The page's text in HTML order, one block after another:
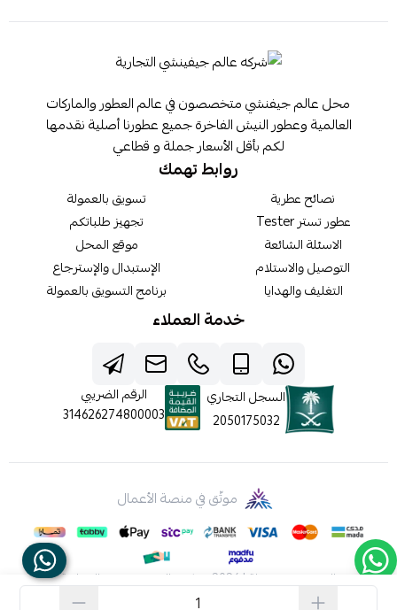
محل عالم جيفنشي متخصصون في عالم العطور والماركات
العالمية وعطور النيش الفاخرة جميع عطورنا أصلية نقدمها
لكم بأقل الأسعار جملة و قطاعي
روابط تهمك
نصائح عطرية
عطور تستر Tester
الاسئلة الشائعة
التوصيل والاستلام
التغليف والهدايا
تسويق بالعمولة
تجهيز طلباتكم
موقع المحل
الإستبدال والإسترجاع
برنامج التسويق بالعمولة
خدمة العملاء
السجل التجاري
2050175032
الرقم الضريبي
314626274800003
موثّق في منصة الأعمال
الحقوق محفوظة | 2026 شركه عالم جيفينشي التجارية